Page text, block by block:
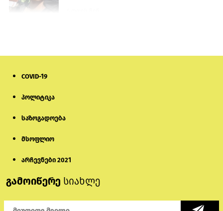
დაიწყო
აკობიანს მოკვლით დაემუქრნენ —
COVID-19
პოლიტიკა
საზოგადოება
მსოფლიო
არჩევნები 2021
გამოიწერე სიახლე